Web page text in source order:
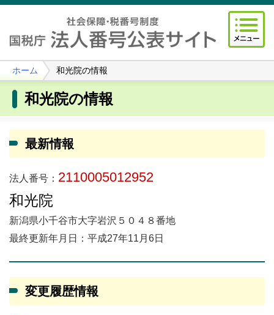
ホーム 和光院の情報
和光院の情報
最新情報
法人番号： 2110005012952
和光院
新潟県小千谷市大字岩沢５０４８番地
最終更新年月日：平成27年11月6日
変更履歴情報